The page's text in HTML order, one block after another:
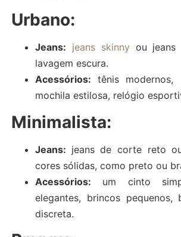
Urbano:
Jeans: jeans skinnyou jeans
lavagem escura.
Acessórios: tênis
mochila estilosa, relógio
Minimalista:
Jeans: jeans de corte reto
cores sólidas, como preto ou
Acessórios: um cinto
elegantes, brincos pequenos,
discreta.